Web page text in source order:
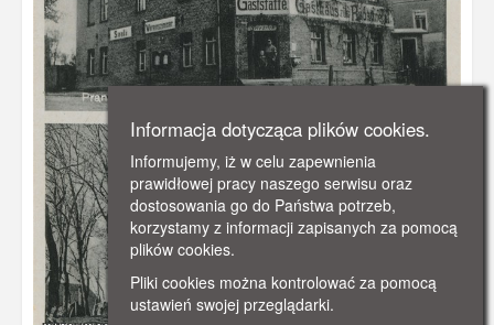
Informacja dotycząca plików cookies.
Informujemy, iż w celu zapewnienia
prawidłowej pracy naszego serwisu oraz
dostosowania go do Państwa potrzeb,
korzystamy z informacji zapisanych za pomocą
plików cookies.
Pliki cookies można kontrolować za pomocą
ustawień swojej przeglądarki.